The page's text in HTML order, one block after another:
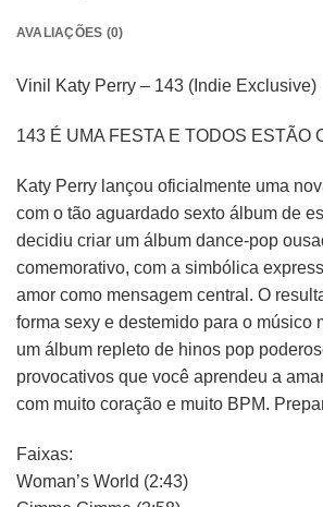
AVALIAÇÕES (0)
Vinil Katy Perry – 143 (Indie Exclusive)
143 É UMA FESTA E TODOS ESTÃO
Katy Perry lançou oficialmente uma
com o tão aguardado sexto álbum de
decidiu criar um álbum dance-pop
comemorativo, com a simbólica
amor como mensagem central. O
forma sexy e destemido para o músico
um álbum repleto de hinos pop
provocativos que você aprendeu a
com muito coração e muito BPM.
Faixas:
Woman’s World (2:43)